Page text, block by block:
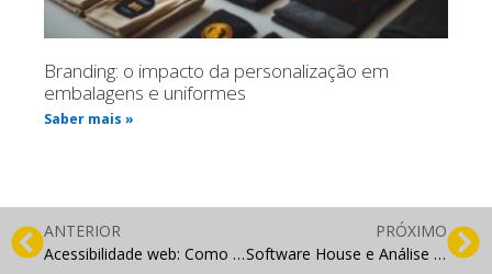
Branding: o impacto da personalização em
embalagens e uniformes
Saber mais »
ANTERIOR
Acessibilidade web: Como deixar o site inclusivo sem aumentar a complexidade do projeto
PRÓXIMO
Software House e Análise de Dados: Como Transformar Informação em Vantagem Competitiva